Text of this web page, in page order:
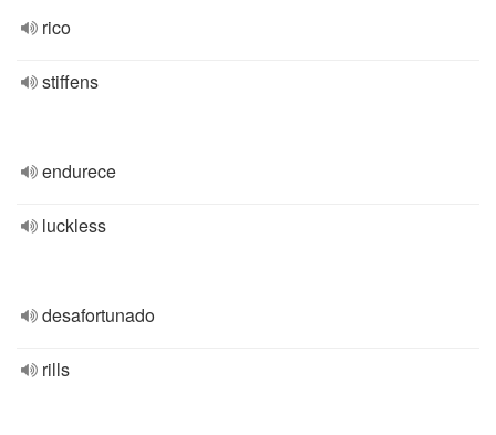
rico
stiffens
endurece
luckless
desafortunado
rills